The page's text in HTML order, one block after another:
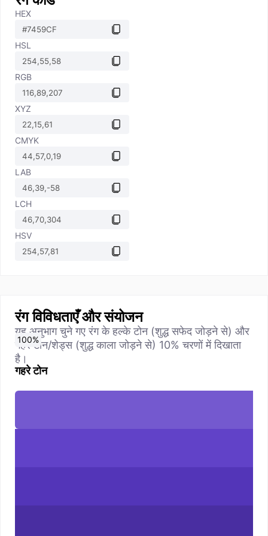
HEX
HSL
RGB
XYZ
CMYK
LAB
LCH
HSV
रंग विविधताएँ और संयोजन
यह अनुभाग चुने गए रंग के हल्के टोन (शुद्ध सफेद जोड़ने से) और
गहरे टोन/शेड्स (शुद्ध काला जोड़ने से) 10% चरणों में दिखाता
है।
गहरे टोन
0%
10%
20%
30%
40%
50%
60%
70%
80%
90%
100%